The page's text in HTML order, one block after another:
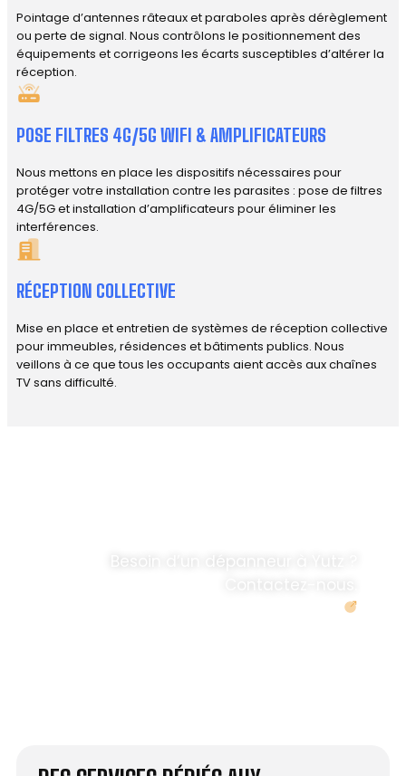
Pointage d’antennes râteaux et paraboles après dérèglement
ou perte de signal. Nous contrôlons le positionnement des
équipements et corrigeons les écarts susceptibles d’altérer la
réception.
POSE FILTRES 4G/5G WIFI & AMPLIFICATEURS
Nous mettons en place les dispositifs nécessaires pour
protéger votre installation contre les parasites : pose de filtres
4G/5G et installation d’amplificateurs pour éliminer les
interférences.
RÉCEPTION COLLECTIVE
Mise en place et entretien de systèmes de réception collective
pour immeubles, résidences et bâtiments publics. Nous
veillons à ce que tous les occupants aient accès aux chaînes
TV sans difficulté.
Besoin d’un dépanneur à Yutz ?